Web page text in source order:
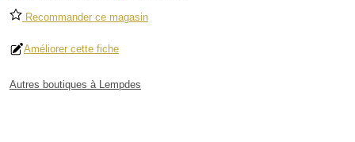
Recommander ce magasin
Améliorer cette fiche
Autres boutiques à Lempdes